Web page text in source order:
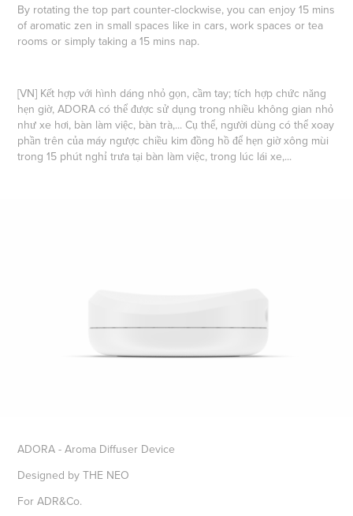
By rotating the top part counter-clockwise, you can enjoy 15 mins
of aromatic zen in small spaces like in cars, work spaces or tea
rooms or simply taking a 15 mins nap.
[VN] Kết hợp với hình dáng nhỏ gọn, cầm tay; tích hợp chức năng
hẹn giờ, ADORA có thể được sử dụng trong nhiều không gian nhỏ
như xe hơi, bàn làm việc, bàn trà,... Cụ thể, người dùng có thể xoay
phần trên của máy ngược chiều kim đồng hồ để hẹn giờ xông mùi
trong 15 phút nghỉ trưa tại bàn làm việc, trong lúc lái xe,...
ADORA - Aroma Diffuser Device
Designed by THE NEO
For ADR&Co.